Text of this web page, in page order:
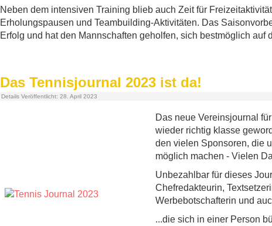
Neben dem intensiven Training blieb auch Zeit für
Erholungspausen und Teambuilding-Aktivitäten. Das
Erfolg und hat den Mannschaften geholfen, sich bestmöglich auf
Das Tennisjournal 2023 ist da!
Details Veröffentlicht: 28. April 2023
Das neue Vereinsjournal
wieder richtig klasse
den vielen Sponsoren, die
möglich machen - Vielen
Unbezahlbar für dieses
Chefredakteurin,
Werbebotschafterin und
...die sich in einer Person